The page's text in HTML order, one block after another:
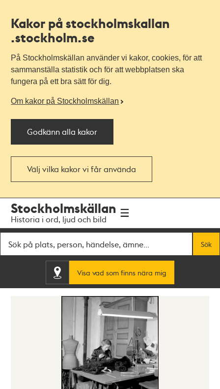
Kakor på stockholmskallan
.stockholm.se
På Stockholmskällan använder vi kakor, cookies, för att
sammanställa statistik och för att webbplatsen ska
fungera på ett bra sätt för dig.
Om kakor på Stockholmskällan
Godkänn alla kakor
Välj vilka kakor vi får använda
navigationen
huvudinnehållet
Stockholmskällan
Historia i ord, ljud och bild
Sök
Visa vad som finns nära mig